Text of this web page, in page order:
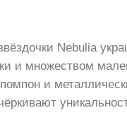
Nebulia
и множеством
и